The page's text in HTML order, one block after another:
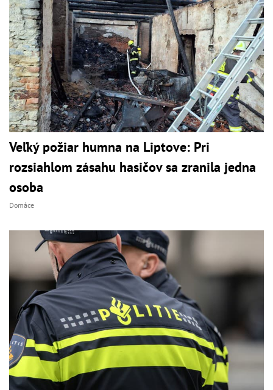
Veľký požiar humna na Liptove: Pri
rozsiahlom zásahu hasičov sa zranila jedna
osoba
Domáce